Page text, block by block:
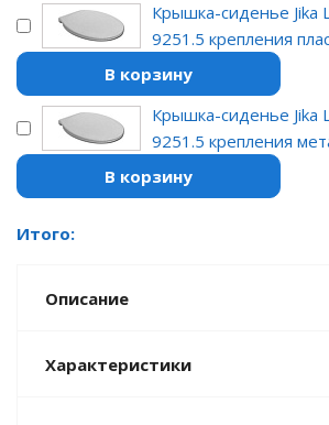
Крышка-сиденье Jika
9251.5 крепления
В корзину
Крышка-сиденье Jika
9251.5 крепления
В корзину
Итого:
Описание
Характеристики